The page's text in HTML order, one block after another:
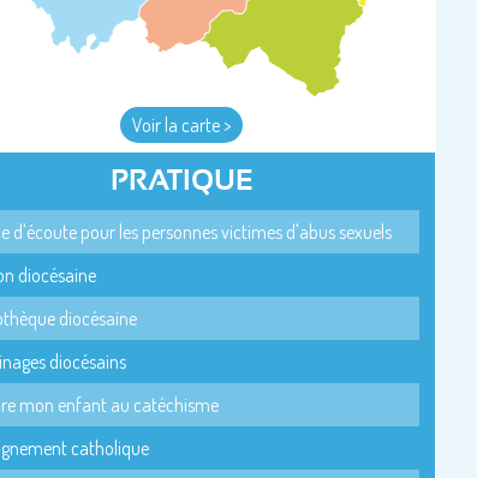
Voir la carte >
PRATIQUE
d'écoute pour les personnes victimes d'abus sexuels
diocésaine
diocésaine
diocésains
mon enfant au catéchisme
catholique